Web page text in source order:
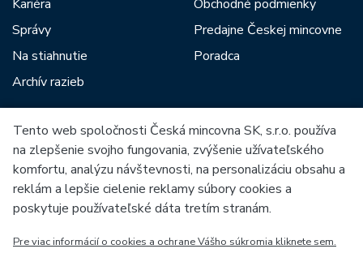
Kariéra
Správy
Na stiahnutie
Archív razieb
Obchodné podmienky
Predajne Českej mincovne
Poradca
Medzi našich partnerov patria:
Európska únia
Tento web spoločnosti Česká mincovna SK, s.r.o. používa
na zlepšenie svojho fungovania, zvýšenie užívateľského
komfortu, analýzu návštevnosti, na personalizáciu obsahu a
reklám a lepšie cielenie reklamy súbory cookies a
poskytuje používateľské dáta tretím stranám.
Pre viac informácií o cookies a ochrane Vášho súkromia kliknete sem.